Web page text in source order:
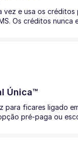
vez e usa os créditos
Os créditos nunca
Única™
para ficares ligado
pré-paga ou